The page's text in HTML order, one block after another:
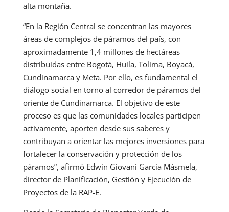
alta montaña.
“En la Región Central se concentran las mayores
áreas de complejos de páramos del país, con
aproximadamente 1,4 millones de hectáreas
distribuidas entre Bogotá, Huila, Tolima, Boyacá,
Cundinamarca y Meta. Por ello, es fundamental el
diálogo social en torno al corredor de páramos del
oriente de Cundinamarca. El objetivo de este
proceso es que las comunidades locales participen
activamente, aporten desde sus saberes y
contribuyan a orientar las mejores inversiones para
fortalecer la conservación y protección de los
páramos”, afirmó Edwin Giovani García Másmela,
director de Planificación, Gestión y Ejecución de
Proyectos de la RAP-E.